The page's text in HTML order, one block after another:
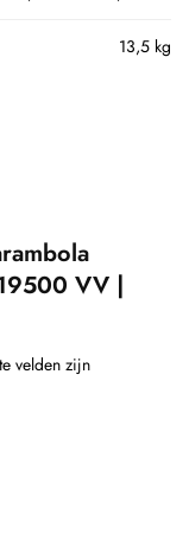
13,5 kg
VV |
velden zijn